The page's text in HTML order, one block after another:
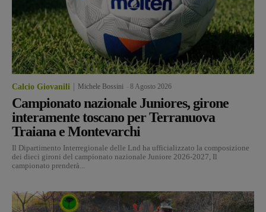
Calcio Giovanili Michele Bossini 8 Agosto 2026
Campionato nazionale Juniores, girone
interamente toscano per Terranuova
Traiana e Montevarchi
Il Dipartimento Interregionale delle Lnd ha ufficializzato la composizione
dei dieci gironi del campionato nazionale Juniore 2026-2027, Il
campionato prenderà...